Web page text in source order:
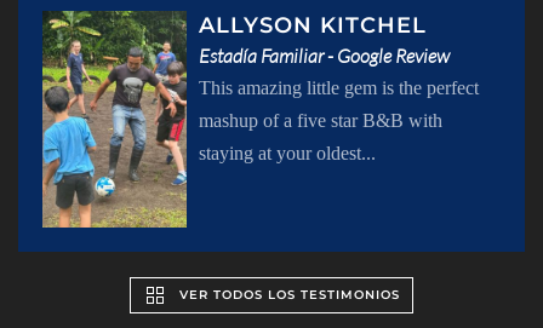
ALLYSON KITCHEL
Estadía Familiar - Google Review
This amazing little gem is the perfect
mashup of a five star B&B with
staying at your oldest...
VER TODOS LOS TESTIMONIOS